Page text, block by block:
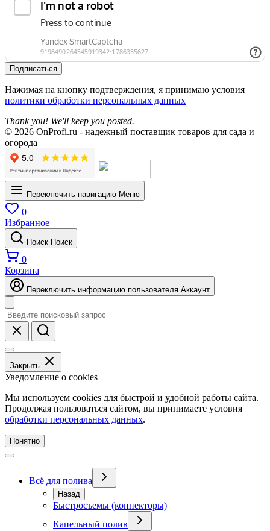
Подписаться
Нажимая на кнопку подтверждения, я принимаю условия
политики обработки персональных данных
Thank you! We'll keep you posted.
© 2026 OnProfi.ru - надежный поставщик товаров для сада и
огорода
Переключить навигацию Меню
0
Избранное
Поиск Поиск
0
Корзина
Переключить информацию пользователя Аккаунт
Закрыть
Уведомление о cookies
Мы используем cookies для быстрой и удобной работы сайта.
Продолжая пользоваться сайтом, вы принимаете условия
обработки персональных данных.
Понятно
Всё для полива
Назад
Быстросъемы (коннекторы)
Капельный полив